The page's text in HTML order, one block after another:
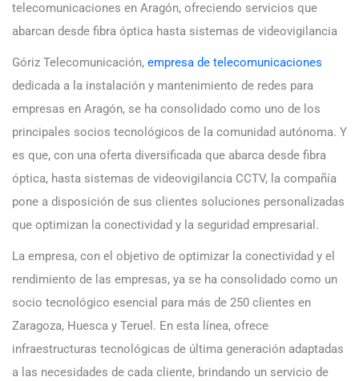
telecomunicaciones en Aragón, ofreciendo servicios que
abarcan desde fibra óptica hasta sistemas de videovigilancia
Góriz Telecomunicación, empresa de telecomunicaciones
dedicada a la instalación y mantenimiento de redes para
empresas en Aragón, se ha consolidado como uno de los
principales socios tecnológicos de la comunidad autónoma. Y
es que, con una oferta diversificada que abarca desde fibra
óptica, hasta sistemas de videovigilancia CCTV, la compañía
pone a disposición de sus clientes soluciones personalizadas
que optimizan la conectividad y la seguridad empresarial.
La empresa, con el objetivo de optimizar la conectividad y el
rendimiento de las empresas, ya se ha consolidado como un
socio tecnológico esencial para más de 250 clientes en
Zaragoza, Huesca y Teruel. En esta línea, ofrece
infraestructuras tecnológicas de última generación adaptadas
a las necesidades de cada cliente, brindando un servicio de